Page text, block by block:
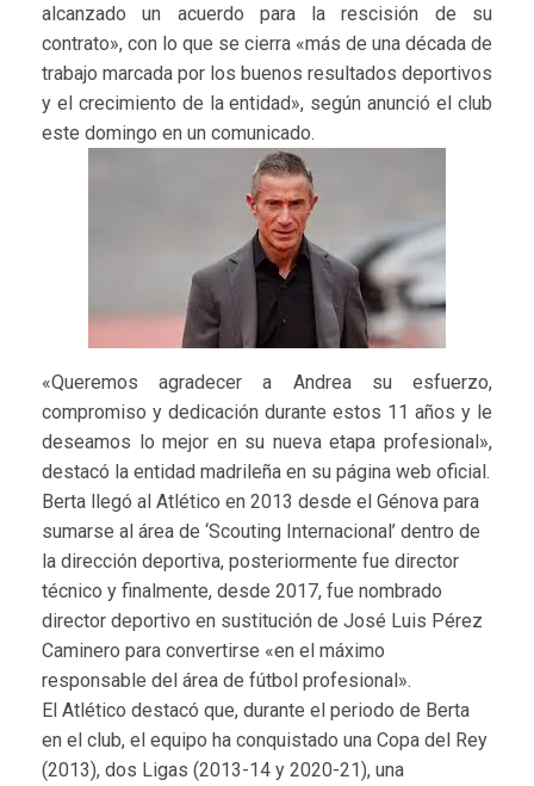
alcanzado un acuerdo para la rescisión de su
contrato», con lo que se cierra «más de una década de
trabajo marcada por los buenos resultados deportivos
y el crecimiento de la entidad», según anunció el club
este domingo en un comunicado.
«Queremos agradecer a Andrea su esfuerzo,
compromiso y dedicación durante estos 11 años y le
deseamos lo mejor en su nueva etapa profesional»,
destacó la entidad madrileña en su página web oficial.
Berta llegó al Atlético en 2013 desde el Génova para
sumarse al área de ‘Scouting Internacional’ dentro de
la dirección deportiva, posteriormente fue director
técnico y finalmente, desde 2017, fue nombrado
director deportivo en sustitución de José Luis Pérez
Caminero para convertirse «en el máximo
responsable del área de fútbol profesional».
El Atlético destacó que, durante el periodo de Berta
en el club, el equipo ha conquistado una Copa del Rey
(2013), dos Ligas (2013-14 y 2020-21), una